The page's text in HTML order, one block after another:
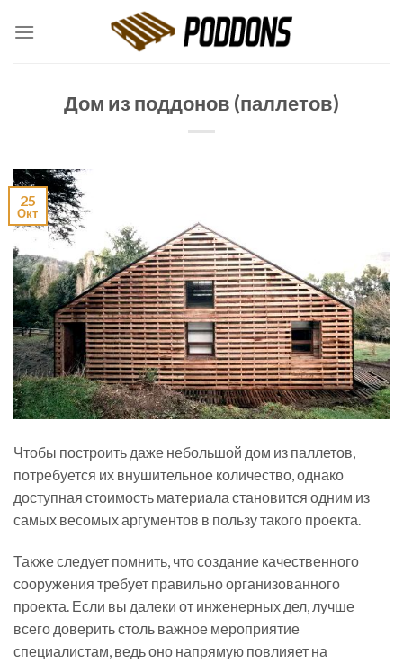
Дом из поддонов (паллетов)
25
Окт
Чтобы построить даже небольшой дом из паллетов,
потребуется их внушительное количество, однако
доступная стоимость материала становится одним из
самых весомых аргументов в пользу такого проекта.
Также следует помнить, что создание качественного
сооружения требует правильно организованного
проекта. Если вы далеки от инженерных дел, лучше
всего доверить столь важное мероприятие
специалистам, ведь оно напрямую повлияет на